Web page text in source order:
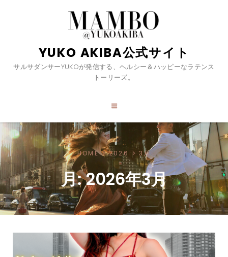
YUKO AKIBA公式サイト
サルサダンサーYUKOが発信する、ヘルシー＆ハッピーなラテンス
トーリーズ。
HOME 2026 3月
月:2026年3月